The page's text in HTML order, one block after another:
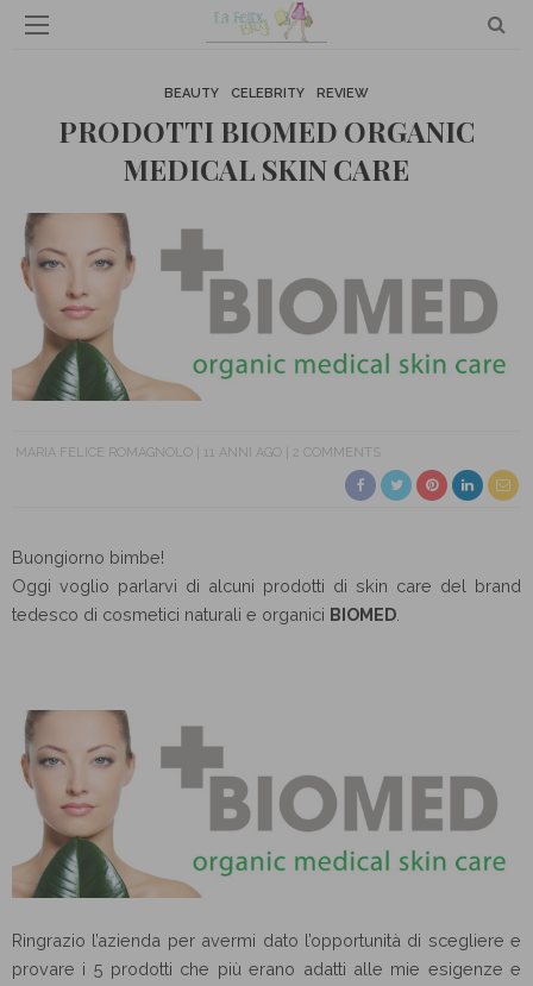
BEAUTY CELEBRITY REVIEW
PRODOTTI BIOMED ORGANIC
MEDICAL SKIN CARE
MARIA FELICE ROMAGNOLO 11 ANNI AGO 2 COMMENTS
Buongiorno bimbe!
Oggi voglio parlarvi di alcuni prodotti di skin care del brand
tedesco di cosmetici naturali e organici BIOMED
Ringrazio l’azienda per avermi dato l’opportunità di scegliere e
provare i 5 prodotti che più erano adatti alle mie esigenze e